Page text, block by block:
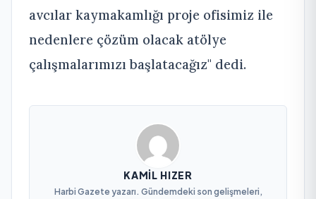
avcılar kaymakamlığı proje ofisimiz ile
nedenlere çözüm olacak atölye
çalışmalarımızı başlatacağız" dedi.
KAMIL HIZER
Harbi Gazete yazarı. Gündemdeki son gelişmeleri,